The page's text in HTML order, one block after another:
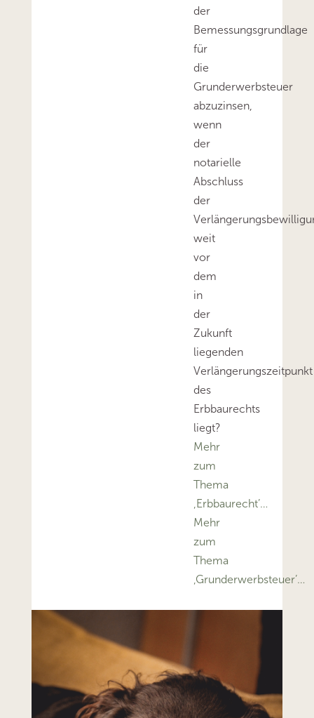
der
Bemessungsgrundlage
für
die
Grunderwerbsteuer
abzuzinsen,
wenn
der
notarielle
Abschluss
der
weit
vor
dem
in
der
Zukunft
liegenden
Verlängerungszeitpunkt
des
Erbbaurechts
liegt?
Mehr
zum
Thema
‚Erbbaurecht’…
Mehr
zum
Thema
‚Grunderwerbsteuer’…